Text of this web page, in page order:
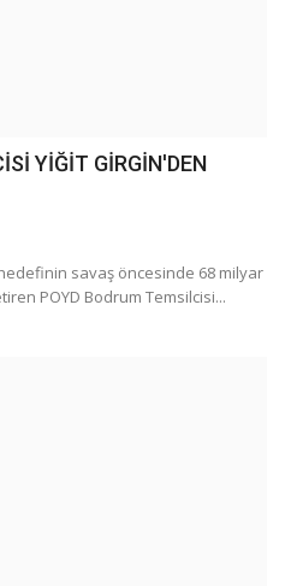
YİĞİT GİRGİN'DEN
savaş öncesinde 68 milyar
POYD Bodrum Temsilcisi...